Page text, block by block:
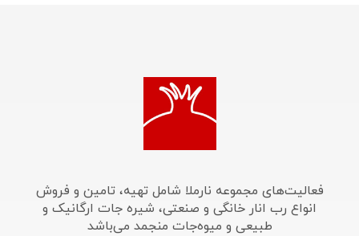
فعالیت‌های مجموعه نارملا شامل تهیه، تامین و فروش
انواع رب انار خانگی و صنعتی، شیره جات ارگانیک و
طبیعی و میوه‌جات منجمد می‌باشد